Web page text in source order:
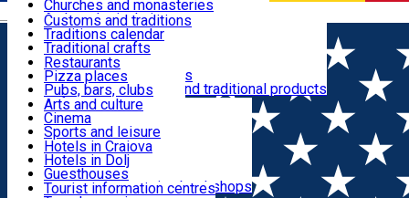
Română
Food & Drinks
Leisure & Fun
Accommodation
Useful
Churches and monasteries
Archaeological sites
Parks and gardens
Customs and traditions
Traditions calendar
Traditional crafts
Traditional cuisine
Wineries and vineyards
Local manufacturers and traditional products
Restaurants
Pizza places
Pubs, bars, clubs
Cafes and teahouses
Sweets and ice cream
Fast-food
Arts and culture
Cinema
Sports and leisure
Horse riding
Swimming pools
Zoo
Shopping, souvenirs, bookshops
Hotels in Craiova
Hotels in Dolj
Guesthouses
Villas
Tourist information centres